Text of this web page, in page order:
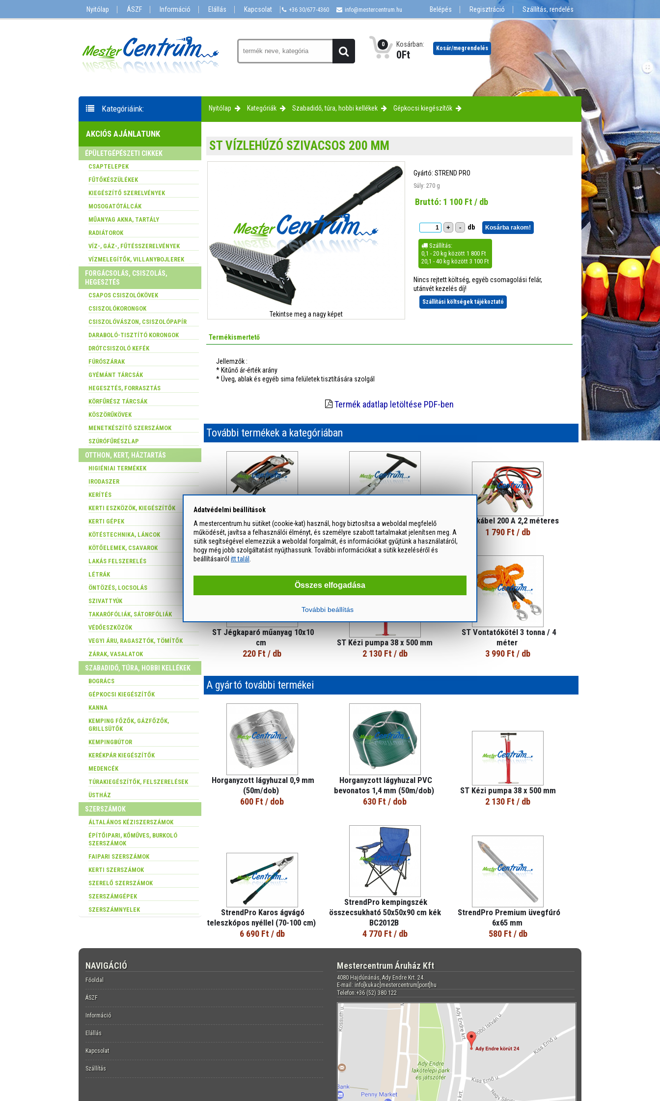
Nyitólap ÁSZF Információ Elállás Kapcsolat +36 30/677-4360 info@mestercentrum.hu Belépés Regisztráció Szállítás, rendelés
0 Kosárban:
0Ft
Kosár/megrendelés
Kategóriáink:
AKCIÓS AJÁNLATUNK
ÉPÜLETGÉPÉSZETI CIKKEK
CSAPTELEPEK
FŰTŐKÉSZÜLÉKEK
KIEGÉSZÍTŐ SZERELVÉNYEK
MOSOGATÓTÁLCÁK
MŰANYAG AKNA, TARTÁLY
RADIÁTOROK
VÍZ-, GÁZ-, FŰTÉSSZERELVÉNYEK
VÍZMELEGÍTŐK, VILLANYBOJLEREK
FORGÁCSOLÁS, CSISZOLÁS,
HEGESZTÉS
CSAPOS CSISZOLÓKÖVEK
CSISZOLÓKORONGOK
CSISZOLÓVÁSZON, CSISZOLÓPAPÍR
DARABOLÓ-TISZTÍTÓ KORONGOK
DRÓTCSISZOLÓ KEFÉK
FÚRÓSZÁRAK
GYÉMÁNT TÁRCSÁK
HEGESZTÉS, FORRASZTÁS
KÖRFŰRÉSZ TÁRCSÁK
KÖSZÖRŰKÖVEK
MENETKÉSZÍTŐ SZERSZÁMOK
SZÚRÓFŰRÉSZLAP
OTTHON, KERT, HÁZTARTÁS
HIGIÉNIAI TERMÉKEK
IRODASZER
KERÍTÉS
KERTI ESZKÖZÖK, KIEGÉSZÍTŐK
KERTI GÉPEK
KÖTÉSTECHNIKA, LÁNCOK
KÖTŐELEMEK, CSAVAROK
LAKÁS FELSZERELÉS
LÉTRÁK
ÖNTÖZÉS, LOCSOLÁS
SZIVATTYÚK
TAKARÓFÓLIÁK, SÁTORFÓLIÁK
VÉDŐESZKÖZÖK
VEGYI ÁRU, RAGASZTÓK, TÖMÍTŐK
ZÁRAK, VASALATOK
SZABADIDŐ, TÚRA, HOBBI KELLÉKEK
BOGRÁCS
GÉPKOCSI KIEGÉSZÍTŐK
KANNA
KEMPING FŐZŐK, GÁZFŐZŐK,
GRILLSÜTŐK
KEMPINGBÚTOR
KERÉKPÁR KIEGÉSZÍTŐK
MEDENCÉK
TÚRAKIEGÉSZÍTŐK, FELSZERELÉSEK
ÜSTHÁZ
SZERSZÁMOK
ÁLTALÁNOS KÉZISZERSZÁMOK
ÉPÍTŐIPARI, KŐMŰVES, BURKOLÓ
SZERSZÁMOK
FAIPARI SZERSZÁMOK
KERTI SZERSZÁMOK
SZERELŐ SZERSZÁMOK
SZERSZÁMGÉPEK
SZERSZÁMNYELEK
Adatvédelmi beállítások
A mestercentrum.hu sütiket (cookie-kat) használ, hogy biztosítsa a weboldal megfelelő
működését, javítsa a felhasználói élményt, és személyre szabott tartalmakat jelenítsen meg. A
sütik segítségével elemezzük a weboldal forgalmát, és információkat gyűjtünk a használatáról,
hogy még jobb szolgáltatást nyújthassunk. További információkat a sütik kezeléséről és
beállításairól itt talál
Összes elfogadása
További beállítás
Nyitólap Kategóriák Szabadidő, túra, hobbi kellékek Gépkocsi kiegészítők
ST VÍZLEHÚZÓ SZIVACSOS 200 MM
Tekintse meg a nagy képet
Gyártó: STREND PRO
Súly: 270 g
Bruttó: 1 100 Ft / db
+ - db Kosárba rakom!
 Szállítás:
0,1 - 20 kg között 1 800 Ft
20,1 - 40 kg között 3 100 Ft
Nincs rejtett költség, egyéb csomagolási felár,
utánvét kezelés díj!
Szállítási költségek tájékoztató
Termékismertető
Jellemzők :
* Kitűnő ár-érték arány
* Üveg, ablak és egyéb sima felületek tisztítására szolgál
Termék adatlap letöltése PDF-ben
További termékek a kategóriában
BRENAR Lábpumpa 3 atm. 1
munkahengeres
2 150 Ft/ db
csuklós "T" fogantyúval 16 mm
1 370 Ft/ db
Indítókábel 200 A 2,2 méteres
1 790 Ft / db
ST Jégkaparó műanyag 10x10
cm
220 Ft / db
ST Kézi pumpa 38 x 500 mm
2 130 Ft / db
ST Vontatókötél 3 tonna / 4
méter
3 990 Ft / db
A gyártó további termékei
Horganyzott lágyhuzal 0,9 mm
(50m/dob)
600 Ft / dob
Horganyzott lágyhuzal PVC
bevonatos 1,4 mm (50m/dob)
630 Ft / dob
ST Kézi pumpa 38 x 500 mm
2 130 Ft / db
StrendPro Karos ágvágó
teleszkópos nyéllel (70-100 cm)
6 690 Ft / db
StrendPro kempingszék
összecsukható 50x50x90 cm kék
BC2012B
4 770 Ft / db
StrendPro Premium üvegfúró
6x65 mm
580 Ft / db
NAVIGÁCIÓ
Főoldal
ÁSZF
Információ
Elállás
Kapcsolat
Szállítás
Mestercentrum Áruház Kft
4080 Hajdúnánás, Ady Endre Krt. 24.
E-mail: info[kukac]mestercentrum[pont]hu
Telefon:+36 (52) 380 122